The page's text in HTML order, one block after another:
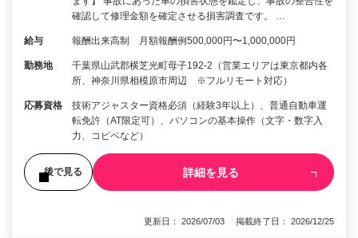
確認して修理金額を確定させる損害調査です。 …
給与 報酬出来高制 月額報酬例500,000円〜1,000,000円
勤務地
千葉県山武郡横芝光町母子192-2（営業エリアは東京都内各
所、神奈川県相模原市周辺 ※フルリモート対応）
応募資格
技術アジャスター資格必須（経験3年以上）、普通自動車運
転免許（AT限定可）、パソコンの基本操作（文字・数字入
力、コピペなど）
後で見る 詳細を見る
更新日： 2026/07/03 掲載終了日： 2026/12/25